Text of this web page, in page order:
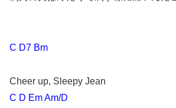
C D7 Bm
Cheer up, Sleepy Jean
C D Em Am/D